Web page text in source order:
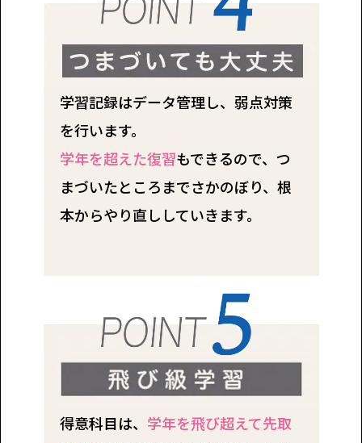
学習記録はデータ管理し、弱点対策
を行います。
学年を超えた復習もできるので、つ
まづいたところまでさかのぼり、根
本からやり直ししていきます。
得意科目は、 学年を飛び超えて先取